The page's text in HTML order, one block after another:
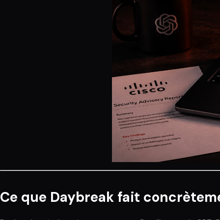
Ce que Daybreak fait